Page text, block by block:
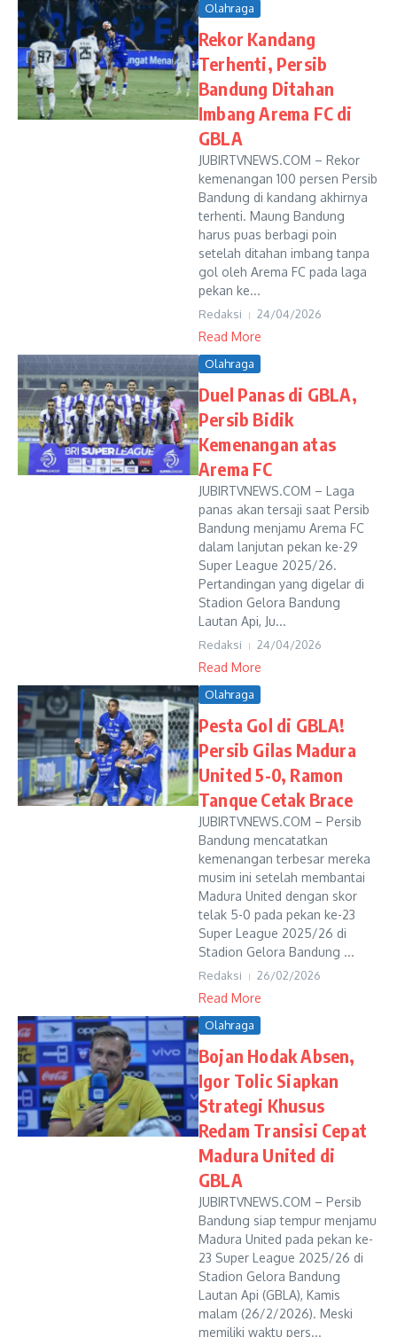
Olahraga
Rekor Kandang
Terhenti, Persib
Bandung Ditahan
Imbang Arema FC di
GBLA
JUBIRTVNEWS.COM – Rekor
kemenangan 100 persen Persib
Bandung di kandang akhirnya
terhenti. Maung Bandung
harus puas berbagi poin
setelah ditahan imbang tanpa
gol oleh Arema FC pada laga
pekan ke...
Redaksi 24/04/2026
Read More
Olahraga
Duel Panas di GBLA,
Persib Bidik
Kemenangan atas
Arema FC
JUBIRTVNEWS.COM – Laga
panas akan tersaji saat Persib
Bandung menjamu Arema FC
dalam lanjutan pekan ke-29
Super League 2025/26.
Pertandingan yang digelar di
Stadion Gelora Bandung
Lautan Api, Ju...
Redaksi 24/04/2026
Read More
Olahraga
Pesta Gol di GBLA!
Persib Gilas Madura
United 5-0, Ramon
Tanque Cetak Brace
JUBIRTVNEWS.COM – Persib
Bandung mencatatkan
kemenangan terbesar mereka
musim ini setelah membantai
Madura United dengan skor
telak 5-0 pada pekan ke-23
Super League 2025/26 di
Stadion Gelora Bandung ...
Redaksi 26/02/2026
Read More
Olahraga
Bojan Hodak Absen,
Igor Tolic Siapkan
Strategi Khusus
Redam Transisi Cepat
Madura United di
GBLA
JUBIRTVNEWS.COM – Persib
Bandung siap tempur menjamu
Madura United pada pekan ke-
23 Super League 2025/26 di
Stadion Gelora Bandung
Lautan Api (GBLA), Kamis
malam (26/2/2026). Meski
memiliki waktu pers...